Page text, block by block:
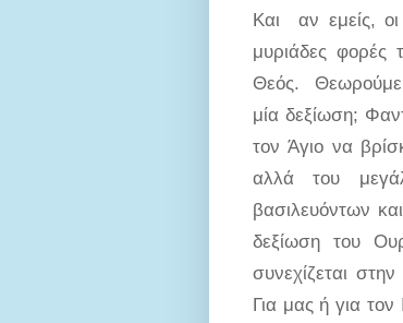
Και αν εμείς,
μυριάδες φορές
Θεός. Θεωρούμε
μία δεξίωση;
τον Άγιο να
αλλά του
βασιλευόντων
δεξίωση του
συνεχίζεται
Για μας ή για